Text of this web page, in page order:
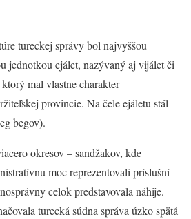
tureckej správy bol najvyššou
jednotkou ejálet, nazývaný aj vijálet či
mal vlastne charakter
provincie. Na čele ejáletu stál
begov).
okresov – sandžakov, kde
moc reprezentovali príslušní
celok predstavovala náhije.
turecká súdna správa úzko spätá